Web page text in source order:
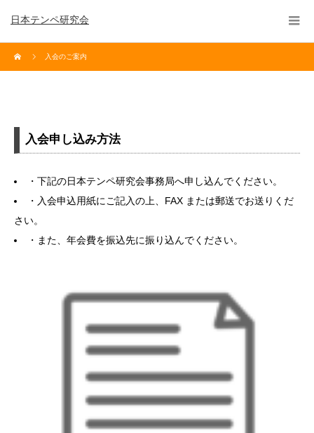
日本テンペ研究会
入会のご案内
入会申し込み方法
・下記の日本テンペ研究会事務局へ申し込んでください。
・入会申込用紙にご記入の上、FAX または郵送でお送りくだ
さい。
・また、年会費を振込先に振り込んでください。